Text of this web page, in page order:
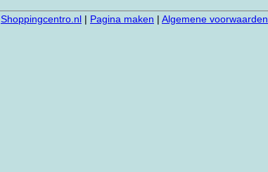
Shoppingcentro.nl| Pagina maken | Algemene voorwaarden